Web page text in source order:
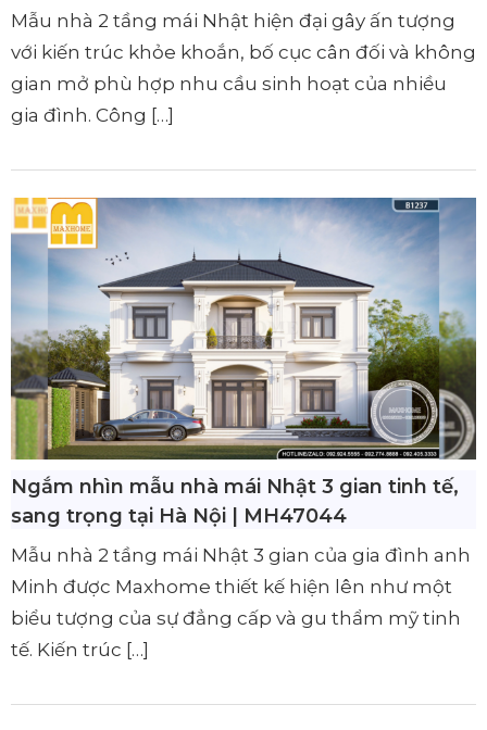
Mẫu nhà 2 tầng mái Nhật hiện đại gây ấn tượng
với kiến trúc khỏe khoắn, bố cục cân đối và không
gian mở phù hợp nhu cầu sinh hoạt của nhiều
gia đình. Công […]
Ngắm nhìn mẫu nhà mái Nhật 3 gian tinh tế,
sang trọng tại Hà Nội | MH47044
Mẫu nhà 2 tầng mái Nhật 3 gian của gia đình anh
Minh được Maxhome thiết kế hiện lên như một
biểu tượng của sự đẳng cấp và gu thẩm mỹ tinh
tế. Kiến trúc […]